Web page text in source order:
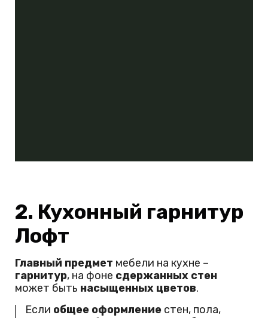
2. Кухонный гарнитур
Лофт
Главный предмет мебели на кухне –
гарнитур, на фоне сдержанных стен
может быть насыщенных цветов.
Если общее оформлениестен, пола,